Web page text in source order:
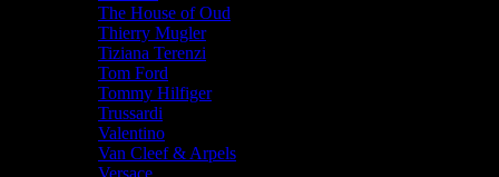
The House of Oud
Thierry Mugler
Tiziana Terenzi
Tom Ford
Tommy Hilfiger
Trussardi
Valentino
Van Cleef & Arpels
Versace